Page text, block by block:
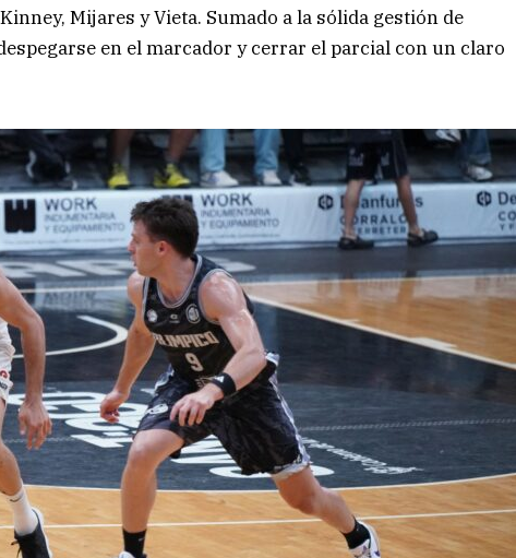
Mijares y Vieta. Sumado a la sólida gestión de
en el marcador y cerrar el parcial con un claro